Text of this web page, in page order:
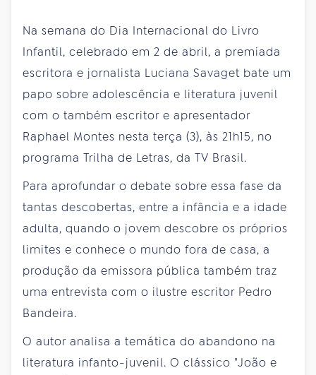
Na semana do Dia Internacional do Livro
Infantil, celebrado em 2 de abril, a premiada
escritora e jornalista Luciana Savaget bate um
papo sobre adolescência e literatura juvenil
com o também escritor e apresentador
Raphael Montes nesta terça (3), às 21h15, no
programa Trilha de Letras, da TV Brasil.
Para aprofundar o debate sobre essa fase da
tantas descobertas, entre a infância e a idade
adulta, quando o jovem descobre os próprios
limites e conhece o mundo fora de casa, a
produção da emissora pública também traz
uma entrevista com o ilustre escritor Pedro
Bandeira.
O autor analisa a temática do abandono na
literatura infanto-juvenil. O clássico "João e